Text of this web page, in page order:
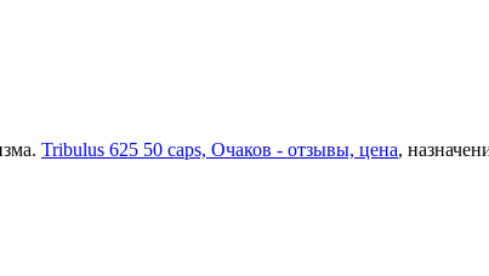
Tribulus 625 50 caps, Очаков - отзывы, цена,